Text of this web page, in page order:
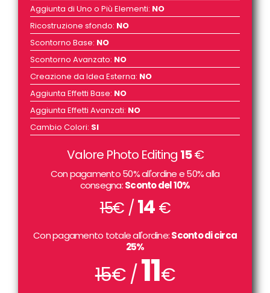
Aggiunta di Uno o Più Elementi: NO
Ricostruzione sfondo: NO
Scontorno Base: NO
Scontorno Avanzato: NO
Creazione da Idea Esterna: NO
Aggiunta Effetti Base: NO
Aggiunta Effetti Avanzati: NO
Cambio Colori: SI
Valore Photo Editing 15€
Con pagamento 50% all'ordine e 50% alla
consegna:Sconto del 10%
15€ / 14€
Con pagamento totale all'ordine:Sconto di circa
25%
15€ /11€